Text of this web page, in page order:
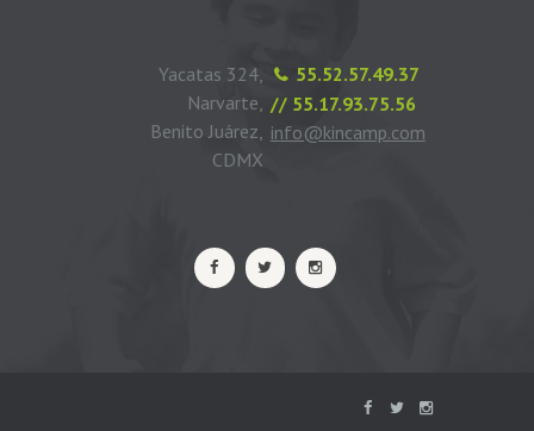
55.52.57.49.37
// 55.17.93.75.56
info@kincamp.com
Yacatas 324,
Narvarte,
Benito Juárez,
CDMX